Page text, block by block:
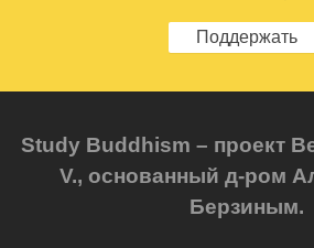
Поддержать
Study Buddhism – проект
V., основанный д-ром
Берзиным.